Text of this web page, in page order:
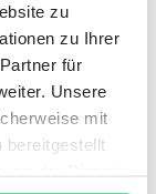
zu
zu Ihrer
für
Unsere
mit
bereitgestellt